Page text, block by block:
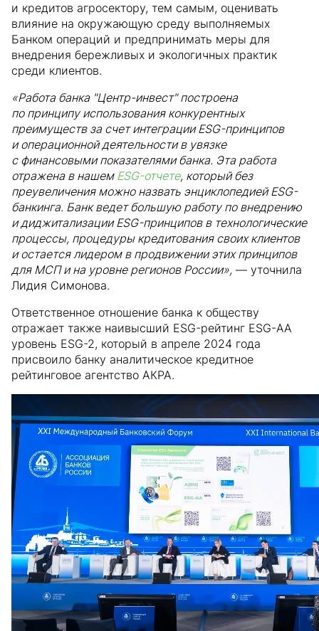
и кредитов агросектору, тем самым, оценивать
влияние на окружающую среду выполняемых
Банком операций и предпринимать меры для
внедрения бережливых и экологичных практик
среди клиентов.
«Работа банка "Центр-инвест" построена
по принципу использования конкурентных
преимуществ за счет интеграции ESG-принципов
и операционной деятельности в увязке
с финансовыми показателями банка. Эта работа
отражена в нашем ESG-отчете, который без
преувеличения можно назвать энциклопедией ESG-
банкинга. Банк ведет большую работу по внедрению
и диджитализации ESG-принципов в технологические
процессы, процедуры кредитования своих клиентов
и остается лидером в продвижении этих принципов
для МСП и на уровне регионов России», — уточнила
Лидия Симонова.
Ответственное отношение банка к обществу
отражает также наивысший ESG-рейтинг ESG-AA
уровень ESG-2, который в апреле 2024 года
присвоило банку аналитическое кредитное
рейтинговое агентство АКРА.